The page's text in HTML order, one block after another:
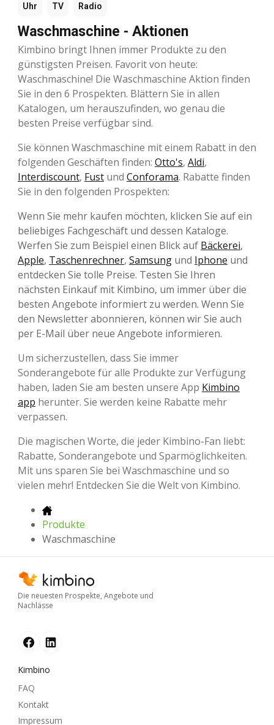
Uhr TV Radio
Waschmaschine - Aktionen
Kimbino bringt Ihnen immer Produkte zu den
günstigsten Preisen. Favorit von heute:
Waschmaschine! Die Waschmaschine Aktion finden
Sie in den 6 Prospekten. Blättern Sie in allen
Katalogen, um herauszufinden, wo genau die
besten Preise verfügbar sind.
Sie können Waschmaschine mit einem Rabatt in den
folgenden Geschäften finden: Otto's, Aldi,
Interdiscount, Fust und Conforama. Rabatte finden
Sie in den folgenden Prospekten:
Wenn Sie mehr kaufen möchten, klicken Sie auf ein
beliebiges Fachgeschäft und dessen Kataloge.
Werfen Sie zum Beispiel einen Blick auf Bäckerei,
Apple, Taschenrechner, Samsung und Iphone und
entdecken Sie tolle Preise. Testen Sie Ihren
nächsten Einkauf mit Kimbino, um immer über die
besten Angebote informiert zu werden. Wenn Sie
den Newsletter abonnieren, können wir Sie auch
per E-Mail über neue Angebote informieren.
Um sicherzustellen, dass Sie immer
Sonderangebote für alle Produkte zur Verfügung
haben, laden Sie am besten unsere App Kimbino
app herunter. Sie werden keine Rabatte mehr
verpassen.
Die magischen Worte, die jeder Kimbino-Fan liebt:
Rabatte, Sonderangebote und Sparmöglichkeiten.
Mit uns sparen Sie bei Waschmaschine und so
vielen mehr! Entdecken Sie die Welt von Kimbino.
Produkte
Waschmaschine
Die neuesten Prospekte, Angebote und
Nachlässe
Kimbino
FAQ
Kontakt
Impressum